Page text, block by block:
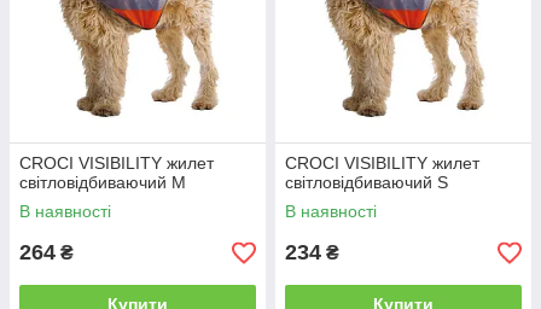
CROCI VISIBILITY жилет
світловідбиваючий M
В наявності
264 ₴
Купити
CROCI VISIBILITY жилет
світловідбиваючий S
В наявності
234 ₴
Купити